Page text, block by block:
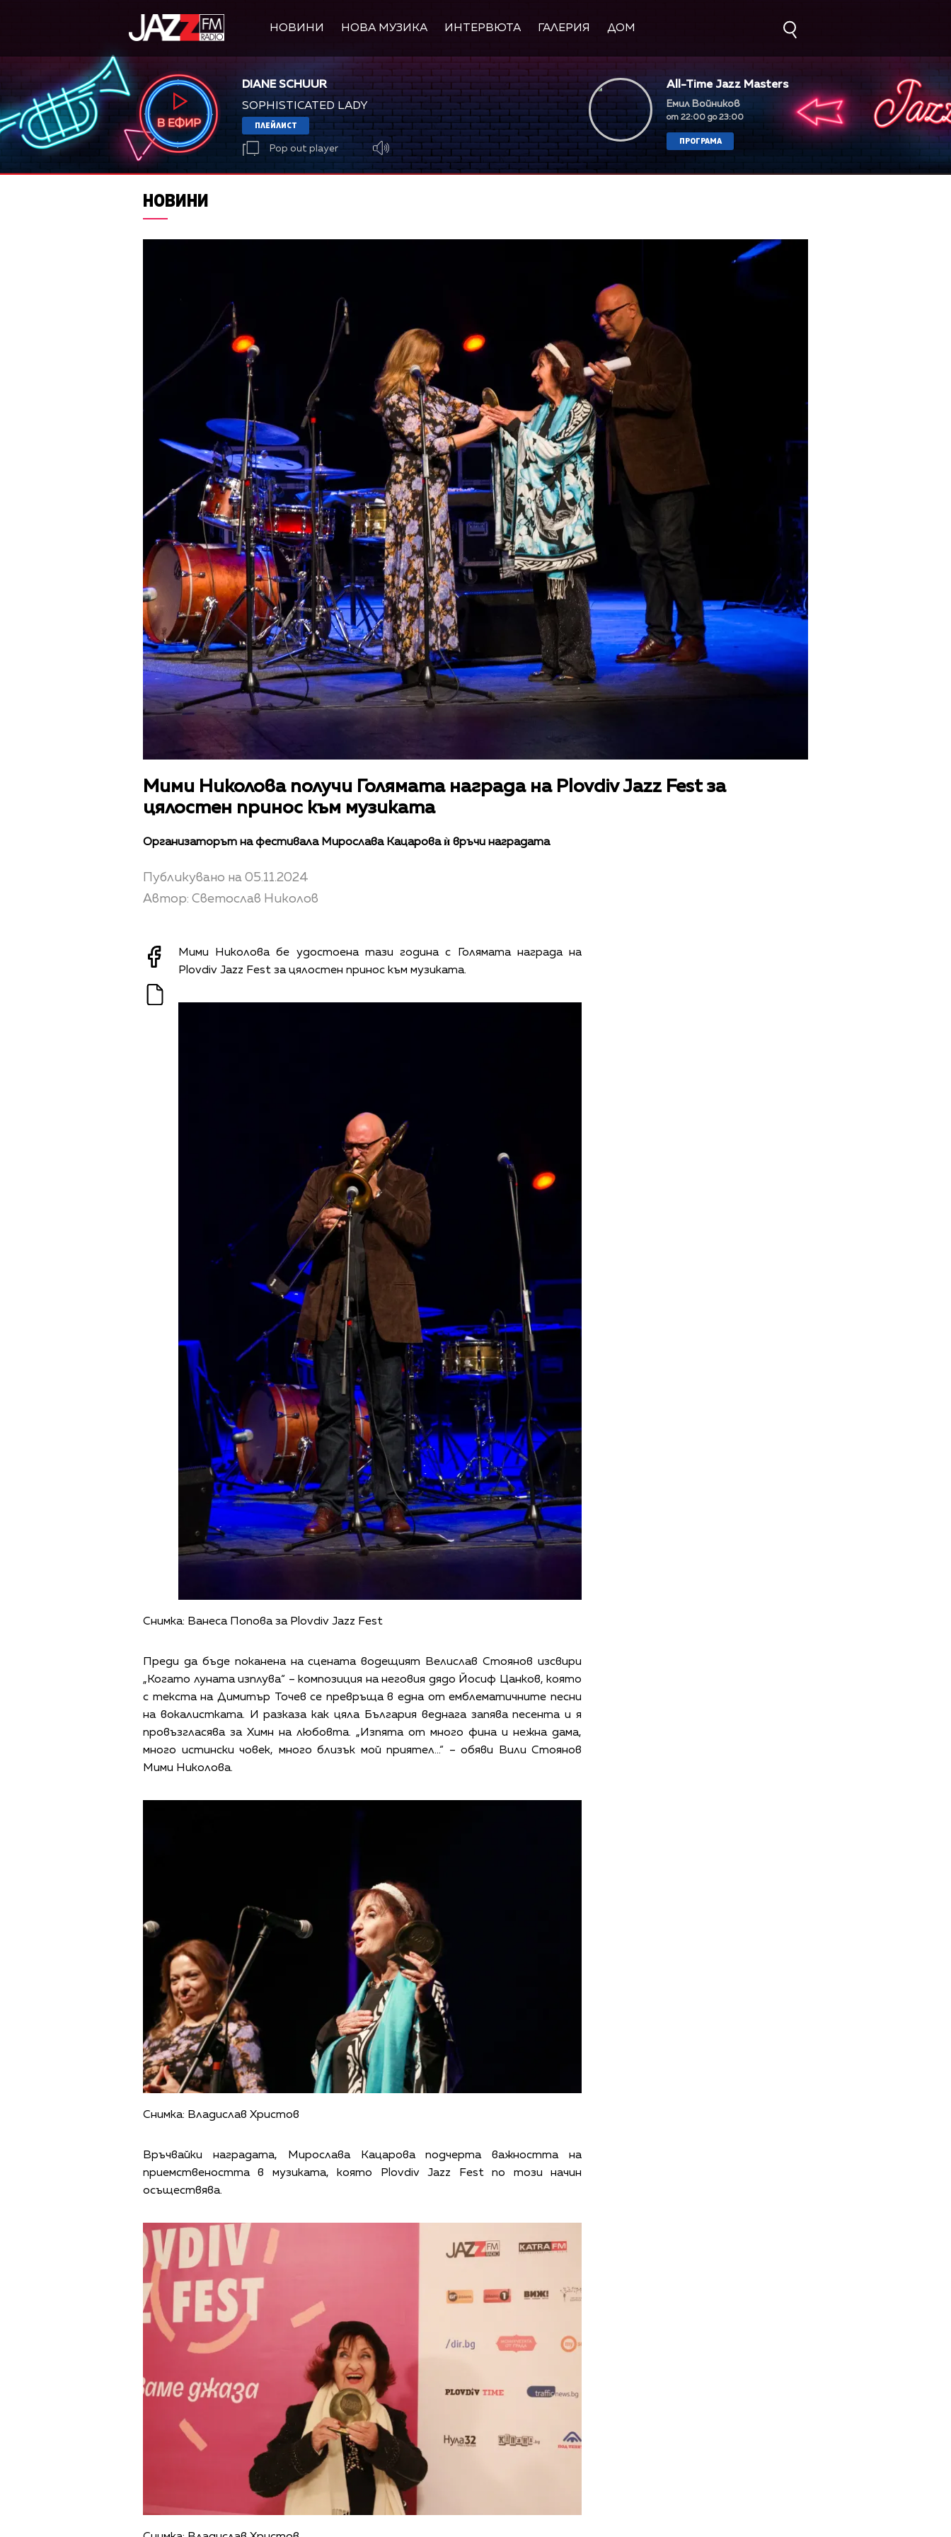
НОВИНИ НОВА МУЗИКА ИНТЕРВЮТА ГАЛЕРИЯ ДОМ
DIANE SCHUUR
SOPHISTICATED LADY
ПЛЕЙЛИСТ
Pop out player
All-Time Jazz Masters
Емил Войников
от 22:00 до 23:00
ПРОГРАМА
НОВИНИ
Мими Николова получи Голямата награда на Plovdiv Jazz Fest за
цялостен принос към музиката
Организаторът на фестивала Мирослава Кацарова ѝ връчи наградата
Публикувано на 05.11.2024
Автор: Светослав Николов
Мими Николова бе удостоена тази година с Голямата награда на
Plovdiv Jazz Fest за цялостен принос към музиката.
Снимка: Ванеса Попова за Plovdiv Jazz Fest
Преди да бъде поканена на сцената водещият Велислав Стоянов изсвири
„Когато луната изплува“ – композиция на неговия дядо Йосиф Цанков, която
с текста на Димитър Точев се превръща в една от емблематичните песни
на вокалистката. И разказа как цяла България веднага запява песента и я
провъзгласява за Химн на любовта. „Изпята от много фина и нежна дама,
много истински човек, много близък мой приятел...“ – обяви Вили Стоянов
Мими Николова.
Снимка: Владислав Христов
Връчвайки наградата, Мирослава Кацарова подчерта важността на
приемствеността в музиката, която Plovdiv Jazz Fest по този начин
осъществява.